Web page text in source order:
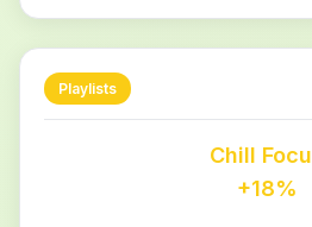
Playlists
Chill
+18%